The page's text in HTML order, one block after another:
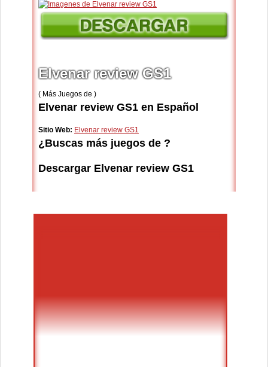
Elvenar review GS1
( Más Juegos de )
Elvenar review GS1 en Español
Sitio Web: Elvenar review GS1
¿Buscas más juegos de ?
Descargar Elvenar review GS1